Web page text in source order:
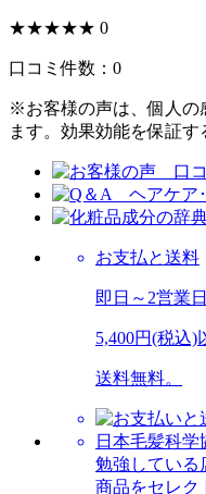
★★★★★ 0
口コミ件数： 0
※お客様の声は、個人の
ます。効果効能を保証す
お支払と送料
即日～2営業
5,400円(税込)
送料無料。
日本毛髪科学
勉強している
商品をセレク